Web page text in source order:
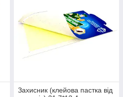
Захисник (клейова пастка від